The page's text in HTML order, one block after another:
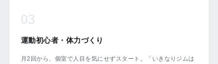
03
運動初心者・体力づくり
月2回から、個室で人目を気にせずスタート。「いきなりジムは